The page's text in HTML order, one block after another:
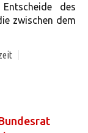
des
zwischen dem